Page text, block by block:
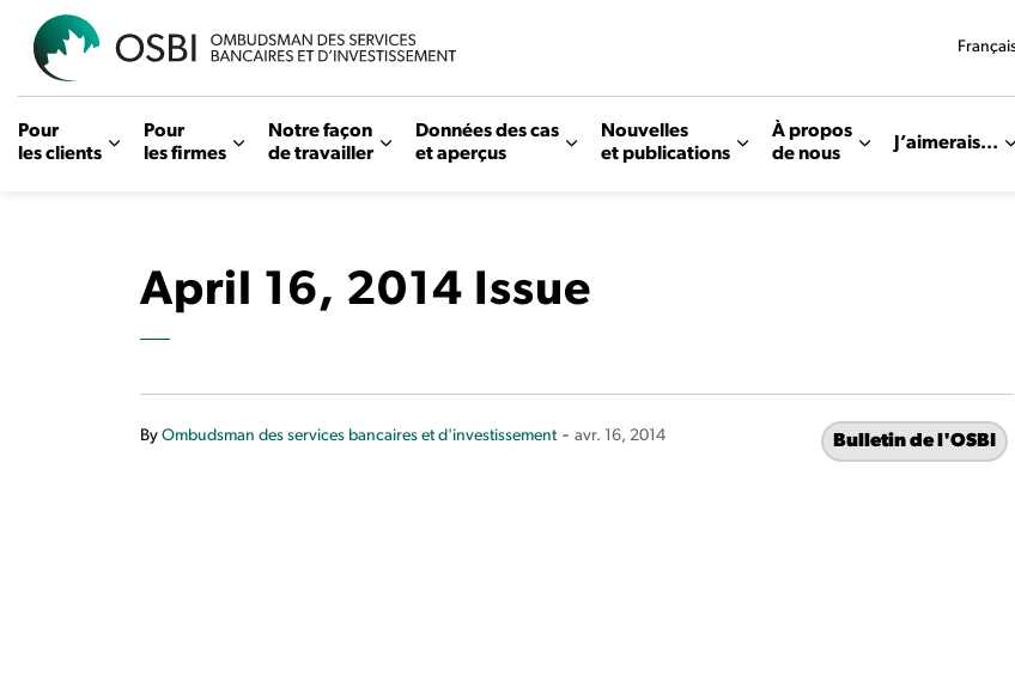
Pour
les clients
Pour
les firmes
Notre façon
de travailler
Données des cas
et aperçus
Nouvelles
et publications
À propos
de nous
J’aimerais...
April 16, 2014 Issue
By Ombudsman des services bancaires et d'investissement - avr. 16, 2014 Bulletin de l'OSBI